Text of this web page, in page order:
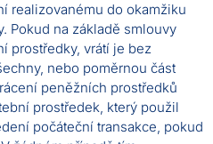
realizovanému do okamžiku
Pokud na základě smlouvy
prostředky, vrátí je bez
nebo poměrnou část
peněžních prostředků
prostředek, který použil
počáteční transakce, pokud